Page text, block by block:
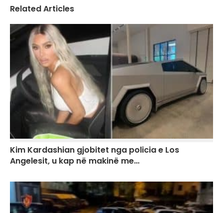
Related Articles
Kim Kardashian gjobitet nga policia e Los
Angelesit, u kap në makinë me…